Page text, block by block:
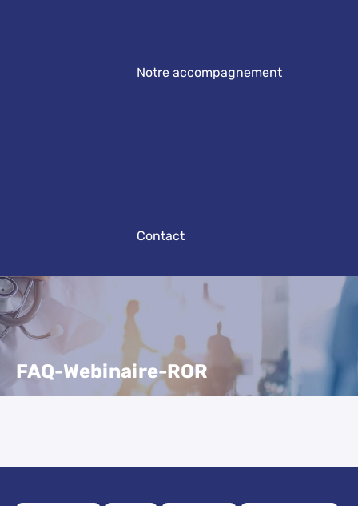
Notre accompagnement
Contact
FAQ-Webinaire-ROR